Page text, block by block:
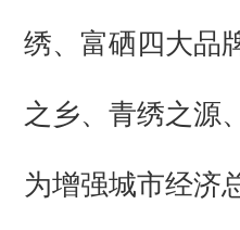
绣、富硒四大品
之乡、青绣之源
为增强城市经济